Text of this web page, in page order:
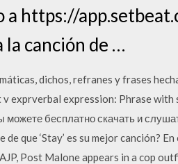
https://
la canción de …
dichos, refranes y frases
v exprverbal expression: Phrase
бесплатно скачать и
que ‘Stay’ es su mejor canción?
Post Malone appears in a cop